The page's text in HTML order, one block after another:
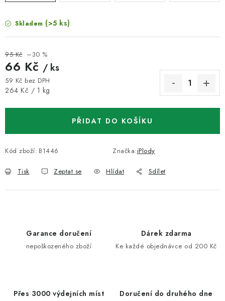
Skladem (>5 ks)
95 Kč –30 %
66 Kč / ks
59 Kč bez DPH
Měrná cena:
264 Kč / 1 kg
PŘIDAT DO KOŠÍKU
Kód zboží: B1446 Značka:iPlody
Tisk Zeptat se Hlídat Sdílet
Garance doručení
nepoškozeného zboží
Dárek zdarma
Ke každé objednávce od 200 Kč
Přes 3000 výdejních míst Doručení do druhého dne